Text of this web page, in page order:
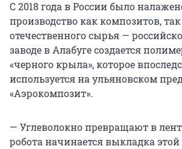
С 2018 года в России было
производство как композитов,
отечественного сырья —
заводе в Алабуге создается
«черного крыла», которое
используется на ульяновском
«Аэрокомпозит».
— Углеволокно превращают в
робота начинается выкладка этой